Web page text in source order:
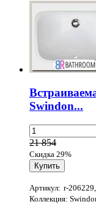
Swindon...
21 854
Скидка 29%
Артикул: r-
Коллекция: